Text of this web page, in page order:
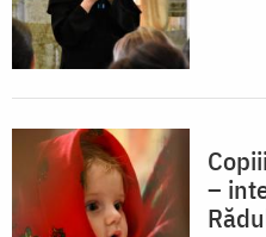
–